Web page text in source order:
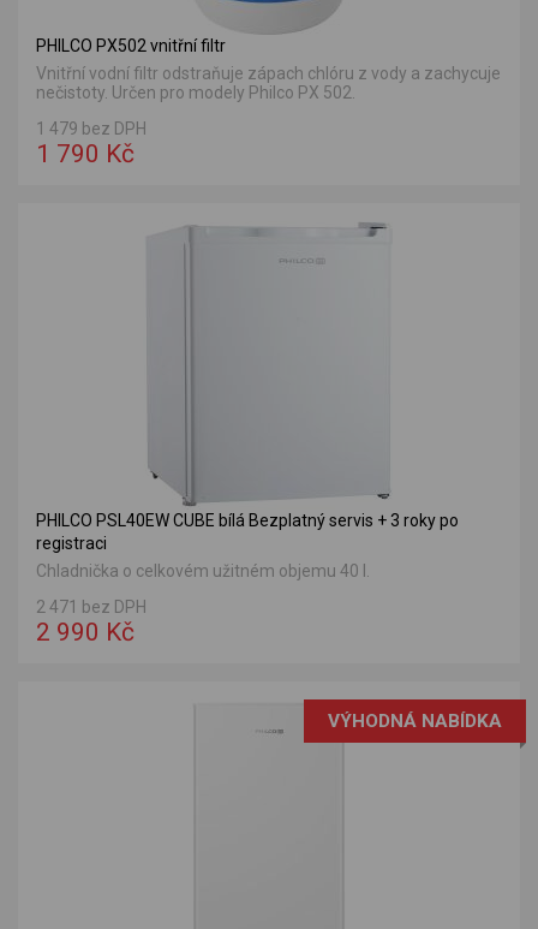
PHILCO PX502 vnitřní filtr
Vnitřní vodní filtr odstraňuje zápach chlóru z vody a zachycuje
nečistoty. Určen pro modely Philco PX 502.
1 479 bez DPH
1 790 Kč
PHILCO PSL40EW CUBE bílá Bezplatný servis + 3 roky po
registraci
Chladnička o celkovém užitném objemu 40 l.
2 471 bez DPH
2 990 Kč
VÝHODNÁ NABÍDKA